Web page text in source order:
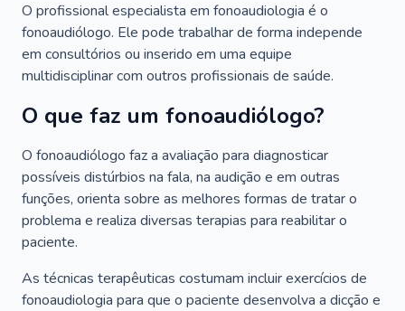
O profissional especialista em fonoaudiologia é o
fonoaudiólogo. Ele pode trabalhar de forma independe
em consultórios ou inserido em uma equipe
multidisciplinar com outros profissionais de saúde.
O que faz um fonoaudiólogo?
O fonoaudiólogo faz a avaliação para diagnosticar
possíveis distúrbios na fala, na audição e em outras
funções, orienta sobre as melhores formas de tratar o
problema e realiza diversas terapias para reabilitar o
paciente.
As técnicas terapêuticas costumam incluir exercícios de
fonoaudiologia para que o paciente desenvolva a dicção e